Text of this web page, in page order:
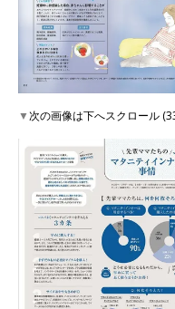
▼次の画像は下へスクロール